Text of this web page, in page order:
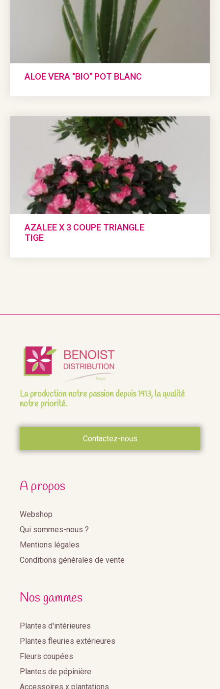
ALOE VERA "BIO" POT BLANC
AZALEE X 3 COUPE TRIANGLE
TIGE
La production notre passion depuis 1913, la qualité
notre priorité.
Contactez-nous
A propos
Webshop
Qui sommes-nous ?
Mentions légales
Conditions générales de vente
Nos gammes
Plantes d'intérieures
Plantes fleuries extérieures
Fleurs coupées
Plantes de pépinière
Accessoires x plantations